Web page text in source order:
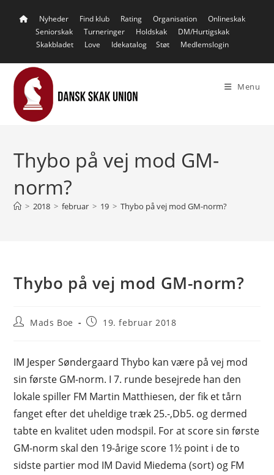
Nyheder Find klub Rating Organisation
Onlineskak
Seniorskak
Turneringer Holdskak
DM/Hurtigskak
Skakbladet
Love Idekatalog Støt Medlemslogin
Menu
Thybo på vej mod GM-
norm?
> 2018 > februar > 19 > Thybo på vej mod GM-norm?
Thybo på vej mod GM-norm?
PostMads Boe
Post19. februar 2018
IM Jesper Søndergaard Thybo kan være på vej mod
sin første GM-norm. I 7. runde besejrede han den
lokale spiller FM Martin Matthiesen, der fik et tårn
fanget efter det uheldige træk 25.-,Db5. og dermed
tabte en kvalitet uden modspil. For at score sin første
GM-norm skal den 19-årige score 1½ point i de to
sidste partier mod IM David Miedema (sort) og FM